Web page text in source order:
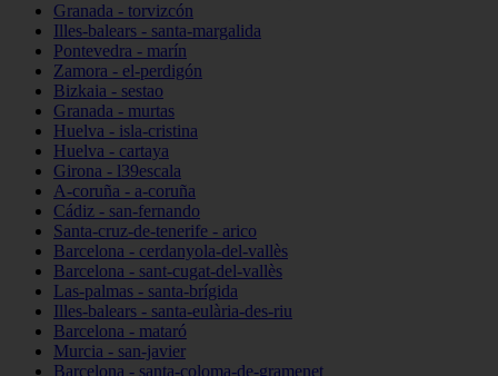
Granada - torvizcón
Illes-balears - santa-margalida
Pontevedra - marín
Zamora - el-perdigón
Bizkaia - sestao
Granada - murtas
Huelva - isla-cristina
Huelva - cartaya
Girona - l39escala
A-coruña - a-coruña
Cádiz - san-fernando
Santa-cruz-de-tenerife - arico
Barcelona - cerdanyola-del-vallès
Barcelona - sant-cugat-del-vallès
Las-palmas - santa-brígida
Illes-balears - santa-eulària-des-riu
Barcelona - mataró
Murcia - san-javier
Barcelona - santa-coloma-de-gramenet